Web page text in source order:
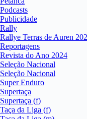
Podcasts
Publicidade
Rally
Rallye Terras de Auren
Reportagens
Revista do Ano 2024
Seleção Nacional
Seleção Nacional
Super Enduro
Supertaça
Supertaça (f)
Taça da Liga (f)